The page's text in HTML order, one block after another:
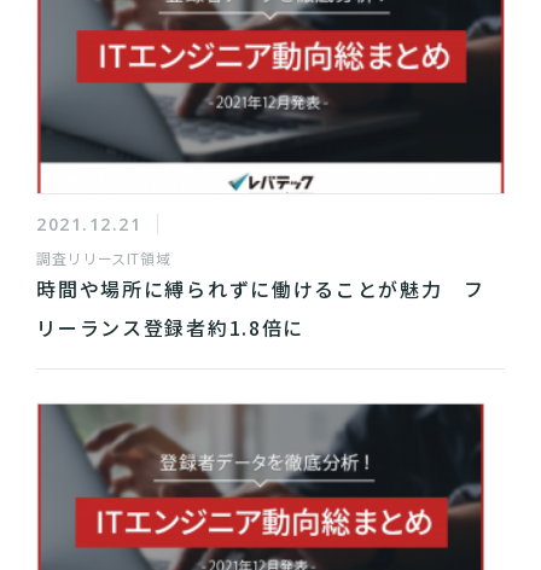
2021.12.21
調査リリース IT領域
時間や場所に縛られずに働けることが魅力 フ
リーランス登録者約1.8倍に